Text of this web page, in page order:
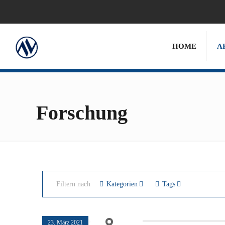
HOME
Forschung
Filtern nach Kategorien Tags
23. März 2021